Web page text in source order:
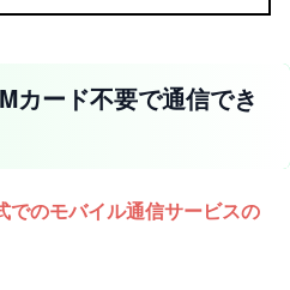
カード不要で通信でき
のモバイル通信サービスの